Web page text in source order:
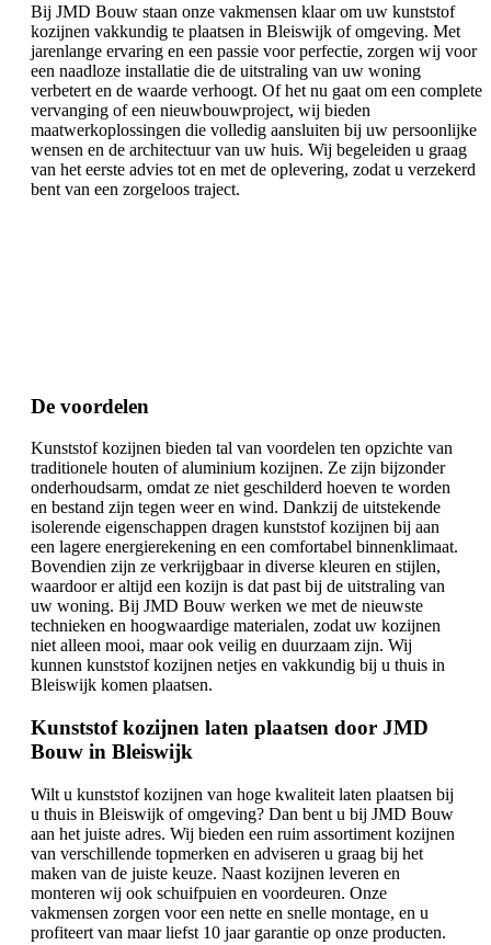
Bij JMD Bouw staan onze vakmensen klaar om uw kunststof
kozijnen vakkundig te plaatsen in Bleiswijk of omgeving. Met
jarenlange ervaring en een passie voor perfectie, zorgen wij voor
een naadloze installatie die de uitstraling van uw woning
verbetert en de waarde verhoogt. Of het nu gaat om een complete
vervanging of een nieuwbouwproject, wij bieden
maatwerkoplossingen die volledig aansluiten bij uw persoonlijke
wensen en de architectuur van uw huis. Wij begeleiden u graag
van het eerste advies tot en met de oplevering, zodat u verzekerd
bent van een zorgeloos traject.
De voordelen
Kunststof kozijnen bieden tal van voordelen ten opzichte van
traditionele houten of aluminium kozijnen. Ze zijn bijzonder
onderhoudsarm, omdat ze niet geschilderd hoeven te worden
en bestand zijn tegen weer en wind. Dankzij de uitstekende
isolerende eigenschappen dragen kunststof kozijnen bij aan
een lagere energierekening en een comfortabel binnenklimaat.
Bovendien zijn ze verkrijgbaar in diverse kleuren en stijlen,
waardoor er altijd een kozijn is dat past bij de uitstraling van
uw woning. Bij JMD Bouw werken we met de nieuwste
technieken en hoogwaardige materialen, zodat uw kozijnen
niet alleen mooi, maar ook veilig en duurzaam zijn. Wij
kunnen kunststof kozijnen netjes en vakkundig bij u thuis in
Bleiswijk komen plaatsen.
Kunststof kozijnen laten plaatsen door JMD
Bouw in Bleiswijk
Wilt u kunststof kozijnen van hoge kwaliteit laten plaatsen bij
u thuis in Bleiswijk of omgeving? Dan bent u bij JMD Bouw
aan het juiste adres. Wij bieden een ruim assortiment kozijnen
van verschillende topmerken en adviseren u graag bij het
maken van de juiste keuze. Naast kozijnen leveren en
monteren wij ook schuifpuien en voordeuren. Onze
vakmensen zorgen voor een nette en snelle montage, en u
profiteert van maar liefst 10 jaar garantie op onze producten.